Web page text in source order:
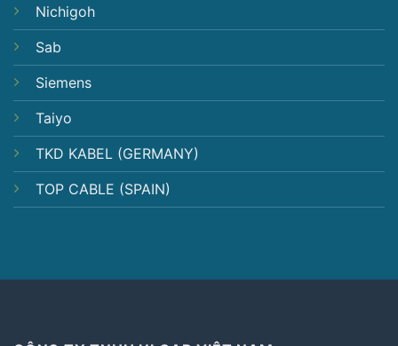
Nichigoh
Sab
Siemens
Taiyo
TKD KABEL (GERMANY)
TOP CABLE (SPAIN)